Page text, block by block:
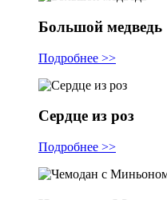
Большой медведь
Подробнее >>
Сердце из роз
Подробнее >>